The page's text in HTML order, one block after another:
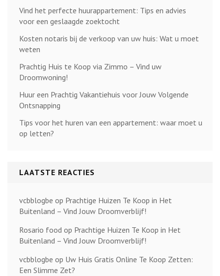
Vind het perfecte huurappartement: Tips en advies
voor een geslaagde zoektocht
Kosten notaris bij de verkoop van uw huis: Wat u moet
weten
Prachtig Huis te Koop via Zimmo – Vind uw
Droomwoning!
Huur een Prachtig Vakantiehuis voor Jouw Volgende
Ontsnapping
Tips voor het huren van een appartement: waar moet u
op letten?
LAATSTE REACTIES
vcbblogbe op Prachtige Huizen Te Koop in Het
Buitenland – Vind Jouw Droomverblijf!
Rosario food op Prachtige Huizen Te Koop in Het
Buitenland – Vind Jouw Droomverblijf!
vcbblogbe op Uw Huis Gratis Online Te Koop Zetten:
Een Slimme Zet?